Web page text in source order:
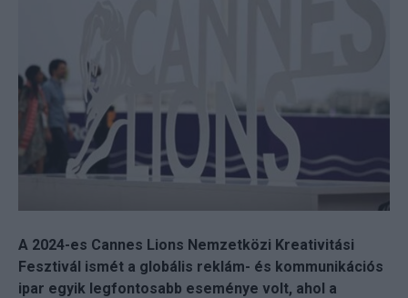
A 2024-es Cannes Lions Nemzetközi Kreativitási
Fesztivál ismét a globális reklám- és kommunikációs
ipar egyik legfontosabb eseménye volt, ahol a